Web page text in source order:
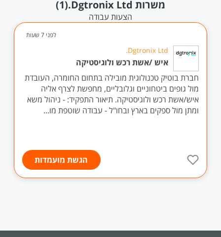
משרות Dgtronix Ltd. (1)
הצעות עבודה
לפני 7 שעות
Dgtronix Ltd.
איש /אשת רכש ולוגיסטיקה
חברת בוטיק טכנולוגית מובילה בתחום החומרה, העובדת
מול גופים ביטחוניים וגלובליים, מחפשת לצרף אליה
איש/אשת רכש ולוגיסטיקה. תיאור התפקיד: - ניהול משא
ומתן מול ספקים בארץ ובחו"ל - עבודה שוטפת מו...
הגשת מועמדות